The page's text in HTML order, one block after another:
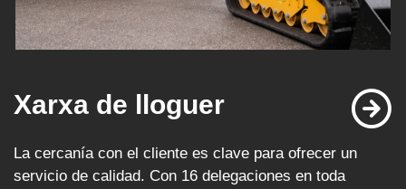
Xarxa de lloguer
La cercanía con el cliente es clave para ofrecer un
servicio de calidad. Con 16 delegaciones en toda